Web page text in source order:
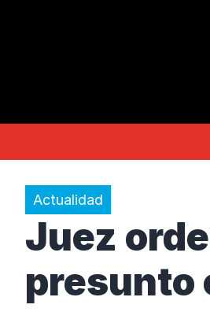
Actualidad
Juez
presunto